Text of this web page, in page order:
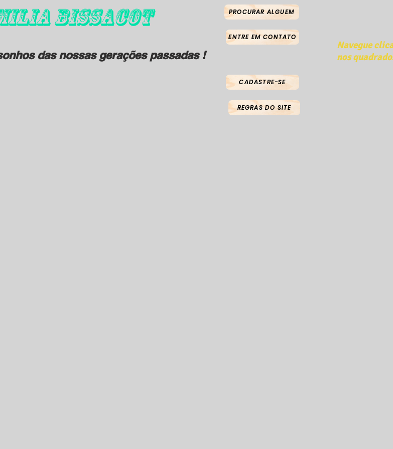
BISSACOT PROCURAR ALGUEM
ENTRE EM CONTATO
das nossas gerações passadas !
Navegue
nos
CADASTRE-SE
REGRAS DO SITE